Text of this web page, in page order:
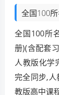
全国100
全国100所
册)(含配套
人教版化学
完全同步,
教版高中课